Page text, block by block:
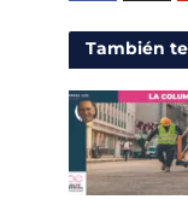
También